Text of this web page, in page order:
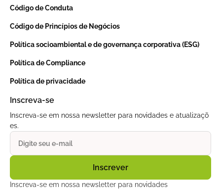
Código de Conduta
Código de Princípios de Negócios
Política socioambiental e de governança corporativa (ESG)
Política de Compliance
Política de privacidade
Inscreva-se
Inscreva-se em nossa newsletter para novidades e atualizaçõ
es.
Inscreva-se em nossa newsletter para novidades